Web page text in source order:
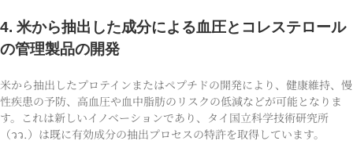
4. 米から抽出した成分による血圧とコレステロール
の管理製品の開発
米から抽出したプロテインまたはペプチドの開発により、健康維持、慢
性疾患の予防、高血圧や血中脂肪のリスクの低減などが可能となりま
す。これは新しいイノベーションであり、タイ国立科学技術研究所
（วว.）は既に有効成分の抽出プロセスの特許を取得しています。